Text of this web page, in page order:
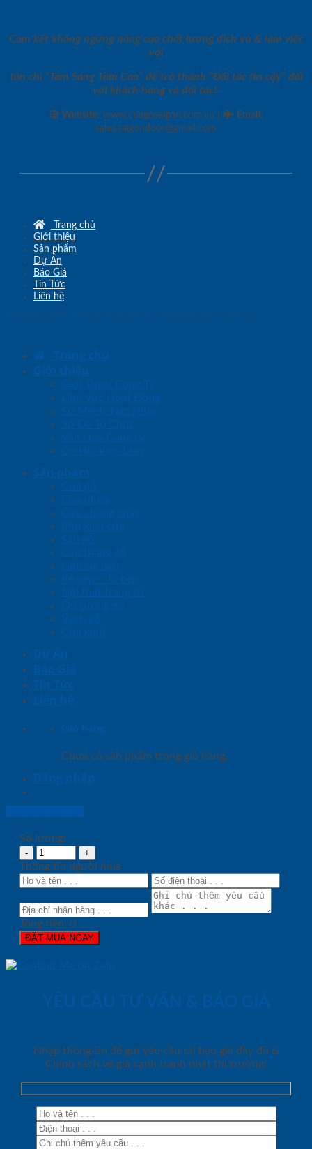
Cam kết không ngừng nâng cao chất lượng dịch vụ & làm việc
với
tôn chỉ “Tâm Sáng Tầm Cao” để trở thành “Đối tác tin cậy” đối
với khách hàng và đối tác!.
Website: www.cuagosaigon.com.vn Email :
sales.saigondoor@gmail.com
Trang chủ
Giới thiệu
Sản phẩm
Dự Án
Báo Giá
Tin Tức
Liên hệ
Trang chủ
Giới thiệu
Giới Thiệu Công Ty
Lĩnh Vực Hoạt Động
Sứ Mệnh Tầm Nhìn
Sơ Đồ Tổ Chức
Văn Hóa Công ty
Cơ Hội Việc Làm
Sản phẩm
Cửa gỗ
Cửa nhựa
Cửa chống cháy
Phụ kiện cửa
Sàn gỗ
Cầu thang gỗ
Giường ngủ
Kệ bếp – Tủ bếp
Nội thất trang trí
Ốp tường gỗ
Vách gỗ
Cửa kính
Dự Án
Báo Giá
Tin Tức
Liên hệ
Giỏ hàng
Chưa có sản phẩm trong giỏ hàng.
Đăng nhập
Số lượng:
Thông tin người mua
Tổng tiền: 0
ĐẶT MUA NGAY
YÊU CẦU TƯ VẤN & BÁO GIÁ
Nhập thông tin để gửi yêu cầu tải báo giá đầy đủ &
Chính sách về giá cạnh tranh nhất thị trường!